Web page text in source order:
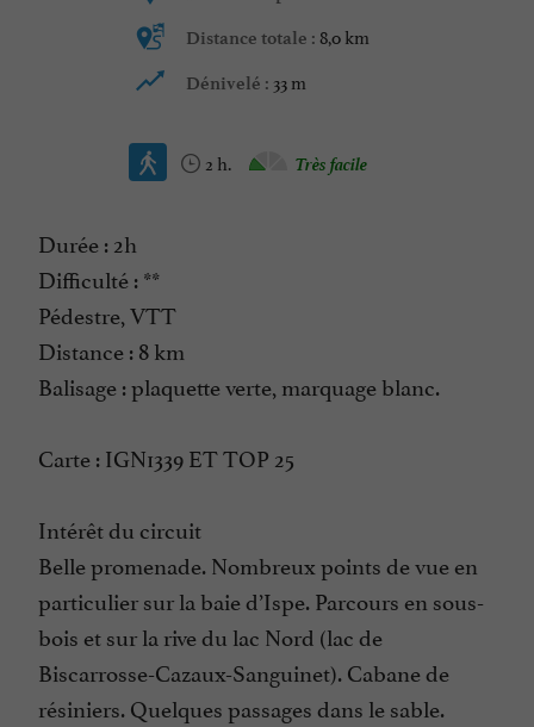
Distance totale : 8,0 km
Dénivelé : 33 m
2 h. Très facile
Durée : 2h
Difficulté : **
Pédestre, VTT
Distance : 8 km
Balisage : plaquette verte, marquage blanc.
Carte : IGN1339 ET TOP 25
Intérêt du circuit
Belle promenade. Nombreux points de vue en
particulier sur la baie d’Ispe. Parcours en sous-
bois et sur la rive du lac Nord (lac de
Biscarrosse-Cazaux-Sanguinet). Cabane de
résiniers. Quelques passages dans le sable.